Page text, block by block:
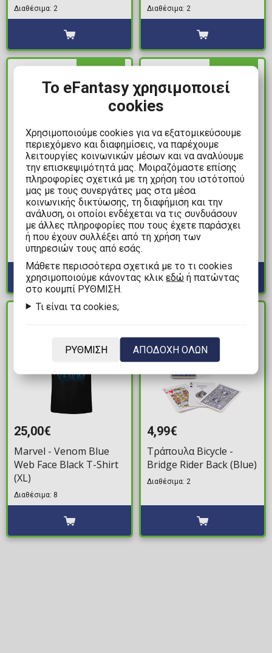
Pocket POP! με T-Shirt
(S-Kids)
Διαθέσιμα: 2
Σημειωματάριο Τοίχου
(30x34cm)
Διαθέσιμα: 2
13,99€
Barbie - Pink
Embroidered
Παντόφλες (Μέγεθος
36)
Διαθέσιμα: 1
7,99€
Funko Pocket POP!
Μπρελόκ Disney: Lilo &
Stitch - Stitch Badness
25,00€
Marvel - Venom Blue
Web Face Black T-Shirt
(XL)
Διαθέσιμα: 8
4,99€
Τράπουλα Bicycle -
Bridge Rider Back (Blue)
Διαθέσιμα: 2
Το eFantasy χρησιμοποιεί
cookies
Χρησιμοποιούμε cookies για να εξατομικεύσουμε
περιεχόμενο και διαφημίσεις, να παρέχουμε
λειτουργίες κοινωνικών μέσων και να αναλύουμε
την επισκεψιμότητά μας. Μοιραζόμαστε επίσης
πληροφορίες σχετικά με τη χρήση του ιστότοπού
μας με τους συνεργάτες μας στα μέσα
κοινωνικής δικτύωσης, τη διαφήμιση και την
ανάλυση, οι οποίοι ενδέχεται να τις συνδυάσουν
με άλλες πληροφορίες που τους έχετε παράσχει
ή που έχουν συλλέξει από τη χρήση των
υπηρεσιών τους από εσάς.
Mάθετε περισσότερα σχετικά με το τι cookies
χρησιμοποιούμε κάνοντας κλικεδώ ή πατώντας
στο κουμπί ΡΥΘΜΙΣΗ.
Τι είναι τα cookies;
ΡΥΘΜΙΣΗ ΑΠΟΔΟΧΗ ΟΛΩΝ